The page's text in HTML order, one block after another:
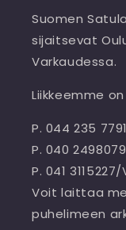
Suomen
sijaitsevat
Varkaudessa.
Liikkeemme
P. 044 235
P. 040
P. 041
Voit laittaa
puhelimeen